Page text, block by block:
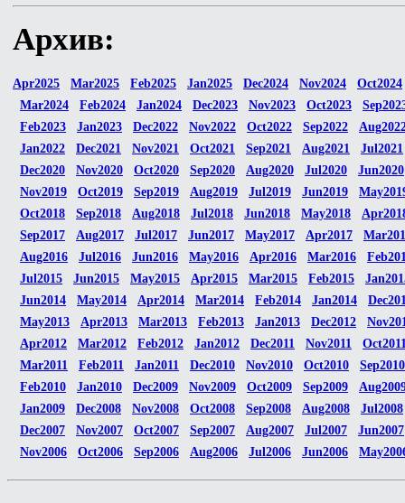
Архив:
Apr2025 Mar2025 Feb2025 Jan2025 Dec2024 Nov2024
Oct2024
Mar2024
Feb2024 Jan2024 Dec2023 Nov2023 Oct2023
Feb2023
Jan2023 Dec2022 Nov2022 Oct2022 Sep2022
Jan2022
Dec2021 Nov2021 Oct2021 Sep2021 Aug2021
Jul2021
Dec2020
Nov2020 Oct2020 Sep2020 Aug2020 Jul2020
Jun2020
Nov2019
Oct2019 Sep2019 Aug2019 Jul2019 Jun2019
Oct2018
Sep2018 Aug2018 Jul2018 Jun2018 May2018
Sep2017
Aug2017 Jul2017 Jun2017 May2017 Apr2017
Aug2016
Jul2016 Jun2016 May2016 Apr2016 Mar2016
Jul2015
Jun2015 May2015 Apr2015 Mar2015 Feb2015
Jun2014
May2014 Apr2014 Mar2014 Feb2014 Jan2014
May2013
Apr2013 Mar2013 Feb2013 Jan2013 Dec2012
Apr2012
Mar2012 Feb2012 Jan2012 Dec2011 Nov2011
Mar2011
Feb2011 Jan2011 Dec2010 Nov2010 Oct2010
Sep2010
Feb2010
Jan2010 Dec2009 Nov2009 Oct2009 Sep2009
Jan2009
Dec2008 Nov2008 Oct2008 Sep2008 Aug2008
Jul2008
Dec2007
Nov2007 Oct2007 Sep2007 Aug2007 Jul2007
Jun2007
Nov2006
Oct2006 Sep2006 Aug2006 Jul2006 Jun2006